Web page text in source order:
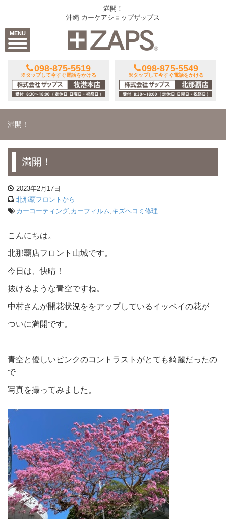
MENU
満開！
沖縄 カーケアショップザップス
098-875-5519
※タップして今すぐ電話をかける
098-875-5549
※タップして今すぐ電話をかける
満開！
満開！
2023年2月17日
北那覇フロントから
カーコーティング カーフィルム キズヘコミ修理
こんにちは。
北那覇店フロント山城です。
今日は、快晴！
抜けるような青空ですね。
中村さんが開花状況ををアップしているイッペイの花が
ついに満開です。
青空と優しいピンクのコントラストがとても綺麗だったの
で
写真を撮ってみました。